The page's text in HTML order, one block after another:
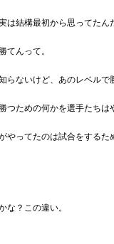
は結構最初から思ってたん
てんって。
らないけど、あのレベル
つための何かを選手たちは
やってたのは試合をする
な？この違い。